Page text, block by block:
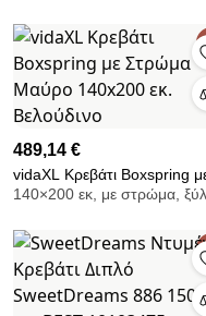
489,14 €
vidaXL Κρεβάτι Boxspring
Στρώμα Μαύρο 140x200 εκ.
140×200 εκ, με στρώμα,